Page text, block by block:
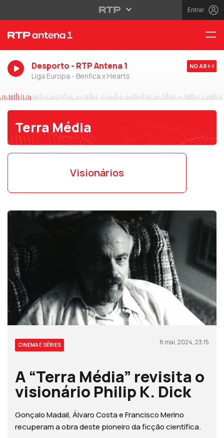
Entrar
Desporto - RTP Antena 1
Liga Europa - Benfica x Hearts
NO AR
Terra Média
Visionários
CINEMA E SÉRIES 8 mai, 2024, 23:15
A “Terra Média” revisita o
visionário Philip K. Dick
Gonçalo Madail, Álvaro Costa e Francisco Merino
recuperam a obra deste pioneiro da ficção científica.